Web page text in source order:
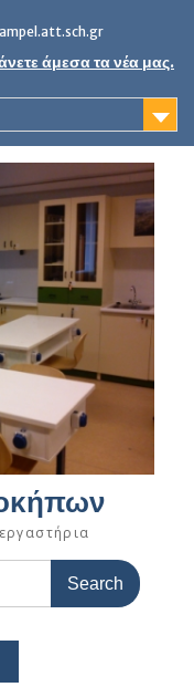
άμεσα τα νέα μας.